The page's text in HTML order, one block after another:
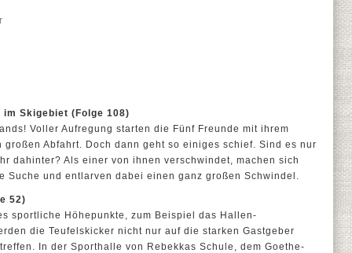
Skigebiet (Folge 108)
Voller Aufregung starten die Fünf Freunde mit ihrem
Abfahrt. Doch dann geht so einiges schief. Sind es nur
dahinter? Als einer von ihnen verschwindet, machen sich
Suche und entlarven dabei einen ganz großen Schwindel.
52)
sportliche Höhepunkte, zum Beispiel das Hallen-
die Teufelskicker nicht nur auf die starken Gastgeber
In der Sporthalle von Rebekkas Schule, dem Goethe-